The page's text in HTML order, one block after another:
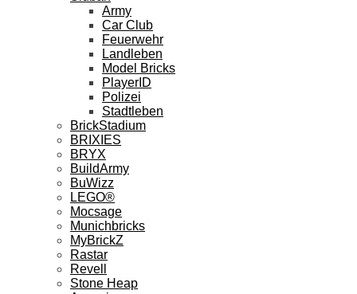
Army
Car Club
Feuerwehr
Landleben
Model Bricks
PlayerID
Polizei
Stadtleben
BrickStadium
BRIXIES
BRYX
BuildArmy
BuWizz
LEGO®
Mocsage
Munichbricks
MyBrickZ
Rastar
Revell
Stone Heap